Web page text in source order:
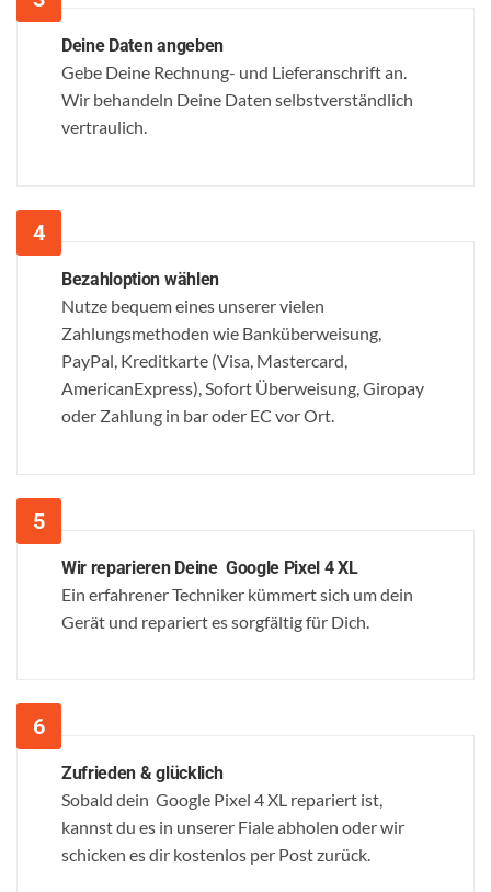
Deine Daten angeben
Gebe Deine Rechnung- und Lieferanschrift an.
Wir behandeln Deine Daten selbstverständlich
vertraulich.
Bezahloption wählen
Nutze bequem eines unserer vielen
Zahlungsmethoden wie Banküberweisung,
PayPal, Kreditkarte (Visa, Mastercard,
AmericanExpress), Sofort Überweisung, Giropay
oder Zahlung in bar oder EC vor Ort.
Wir reparieren Deine Google Pixel 4 XL
Ein erfahrener Techniker kümmert sich um dein
Gerät und repariert es sorgfältig für Dich.
Zufrieden & glücklich
Sobald dein Google Pixel 4 XL repariert ist,
kannst du es in unserer Fiale abholen oder wir
schicken es dir kostenlos per Post zurück.